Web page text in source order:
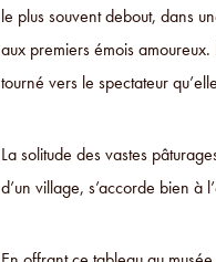
le plus souvent debout, dans
aux premiers émois
tourné vers le spectateur
La solitude des vastes
d’un village, s’accorde bien à